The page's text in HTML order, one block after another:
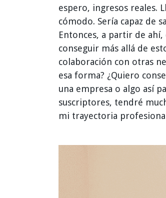
espero, ingresos reales.
cómodo. Sería capaz de
Entonces, a partir de
conseguir más allá de
colaboración con otras
esa forma? ¿Quiero
una empresa o algo así
suscriptores, tendré
mi trayectoria